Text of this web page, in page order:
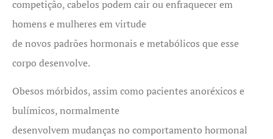
competição, cabelos podem cair ou enfraquecer em
homens e mulheres em virtude
de novos padrões hormonais e metabólicos que esse
corpo desenvolve.
Obesos mórbidos, assim como pacientes anoréxicos e
bulímicos, normalmente
desenvolvem mudanças no comportamento hormonal